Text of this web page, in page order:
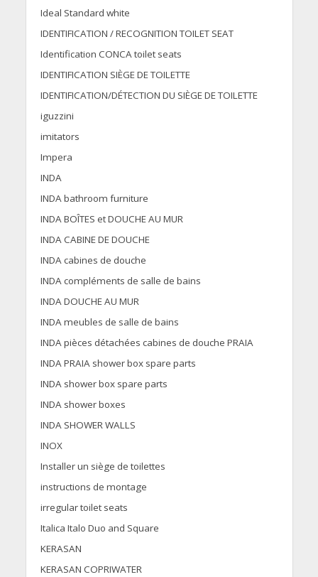
Ideal Standard white
IDENTIFICATION / RECOGNITION TOILET SEAT
Identification CONCA toilet seats
IDENTIFICATION SIÈGE DE TOILETTE
IDENTIFICATION/DÉTECTION DU SIÈGE DE TOILETTE
iguzzini
imitators
Impera
INDA
INDA bathroom furniture
INDA BOÎTES et DOUCHE AU MUR
INDA CABINE DE DOUCHE
INDA cabines de douche
INDA compléments de salle de bains
INDA DOUCHE AU MUR
INDA meubles de salle de bains
INDA pièces détachées cabines de douche PRAIA
INDA PRAIA shower box spare parts
INDA shower box spare parts
INDA shower boxes
INDA SHOWER WALLS
INOX
Installer un siège de toilettes
instructions de montage
irregular toilet seats
Italica Italo Duo and Square
KERASAN
KERASAN COPRIWATER